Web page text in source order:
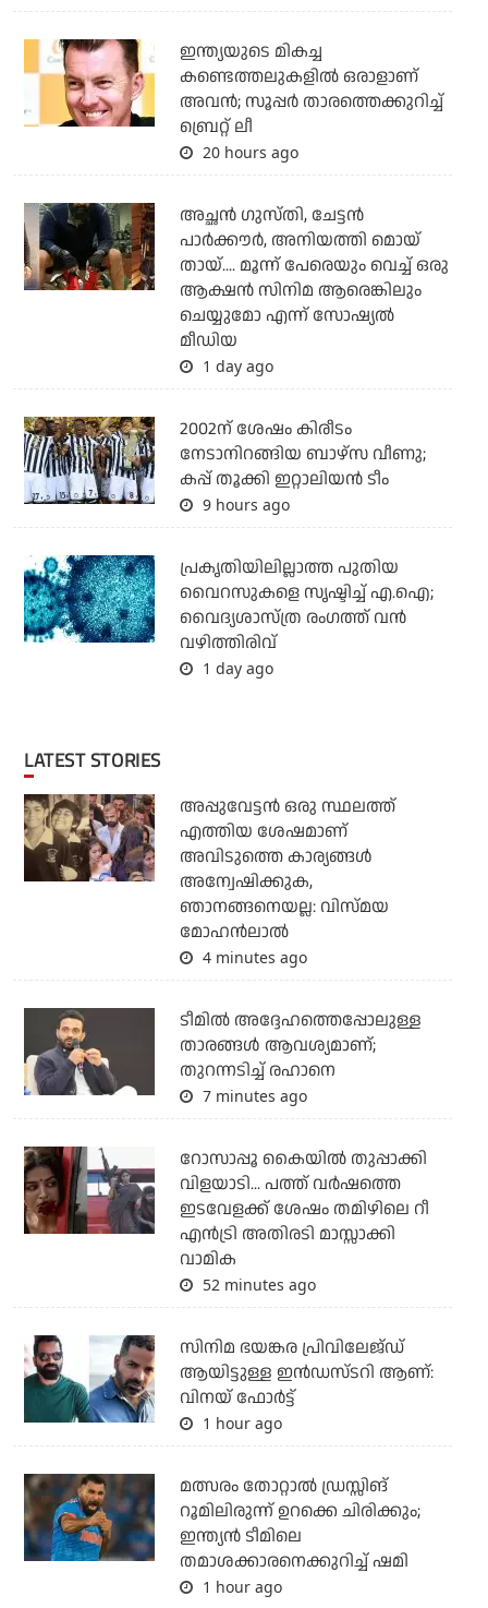
ഇന്ത്യയുടെ മികച്ച
കണ്ടെത്തലുകളില്‍ ഒരാളാണ്
അവന്‍; സൂപ്പര്‍ താരത്തെക്കുറിച്ച്
ബ്രെറ്റ് ലീ
20 hours ago
അച്ഛന്‍ ഗുസ്തി, ചേട്ടന്‍
പാര്‍ക്കൗര്‍, അനിയത്തി മൊയ്
തായ്.... മൂന്ന് പേരെയും വെച്ച് ഒരു
ആക്ഷന്‍ സിനിമ ആരെങ്കിലും
ചെയ്യുമോ എന്ന് സോഷ്യല്‍
മീഡിയ
1 day ago
2002ന് ശേഷം കിരീടം
നേടാനിറങ്ങിയ ബാഴ്സ വീണു;
കപ്പ് തൂക്കി ഇറ്റാലിയൻ ടീം
9 hours ago
പ്രകൃതിയിലില്ലാത്ത പുതിയ
വൈറസുകളെ സൃഷ്ടിച്ച് എ.ഐ;
വൈദ്യശാസ്ത്ര രംഗത്ത് വന്‍
വഴിത്തിരിവ്
1 day ago
LATEST STORIES
അപ്പുവേട്ടന്‍ ഒരു സ്ഥലത്ത്
എത്തിയ ശേഷമാണ്
അവിടുത്തെ കാര്യങ്ങള്‍
അന്വേഷിക്കുക,
ഞാനങ്ങനെയല്ല: വിസ്മയ
മോഹന്‍ലാല്‍
4 minutes ago
ടീമില്‍ അദ്ദേഹത്തെപ്പോലുള്ള
താരങ്ങള്‍ ആവശ്യമാണ്;
തുറന്നടിച്ച് രഹാനെ
7 minutes ago
റോസാപ്പൂ കൈയില്‍ തുപ്പാക്കി
വിളയാടി... പത്ത് വര്‍ഷത്തെ
ഇടവേളക്ക് ശേഷം തമിഴിലെ റീ
എന്‍ട്രി അതിരടി മാസ്സാക്കി
വാമിക
52 minutes ago
സിനിമ ഭയങ്കര പ്രിവിലേജ്ഡ്
ആയിട്ടുള്ള ഇൻഡസ്ടറി ആണ്:
വിനയ് ഫോർട്ട്
1 hour ago
മത്സരം തോറ്റാല്‍ ഡ്രസ്സിങ്
റൂമിലിരുന്ന് ഉറക്കെ ചിരിക്കും;
ഇന്ത്യന്‍ ടീമിലെ
തമാശക്കാരനെക്കുറിച്ച് ഷമി
1 hour ago